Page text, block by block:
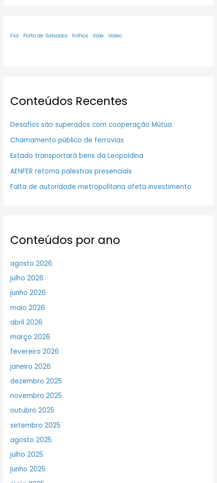
Fiol Porto de Salvador trilhos Vale Valec
Conteúdos Recentes
Desafios são superados com cooperação Mútua
Chamamento público de ferrovias
Estado transportará bens da Leopoldina
AENFER retoma palestras presenciais
Falta de autoridade metropolitana afeta investimento
Conteúdos por ano
agosto 2026
julho 2026
junho 2026
maio 2026
abril 2026
março 2026
fevereiro 2026
janeiro 2026
dezembro 2025
novembro 2025
outubro 2025
setembro 2025
agosto 2025
julho 2025
junho 2025